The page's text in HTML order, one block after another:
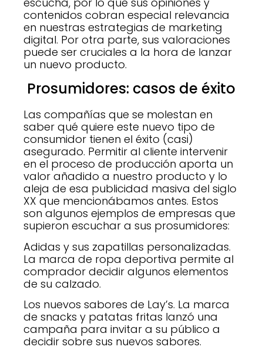
contenidos cobran especial relevancia
en nuestras estrategias de marketing
digital. Por otra parte, sus valoraciones
puede ser cruciales a la hora de lanzar
un nuevo producto.
Prosumidores: casos de éxito
Las compañías que se molestan en
saber qué quiere este nuevo tipo de
consumidor tienen el éxito (casi)
asegurado. Permitir al cliente intervenir
en el proceso de producción aporta un
valor añadido a nuestro producto y lo
aleja de esa publicidad masiva del siglo
XX que mencionábamos antes. Estos
son algunos ejemplos de empresas que
supieron escuchar a sus prosumidores:
Adidas y sus zapatillas personalizadas.
La marca de ropa deportiva permite al
comprador decidir algunos elementos
de su calzado.
Los nuevos sabores de Lay’s. La marca
de snacks y patatas fritas lanzó una
campaña para invitar a su público a
decidir sobre sus nuevos sabores.